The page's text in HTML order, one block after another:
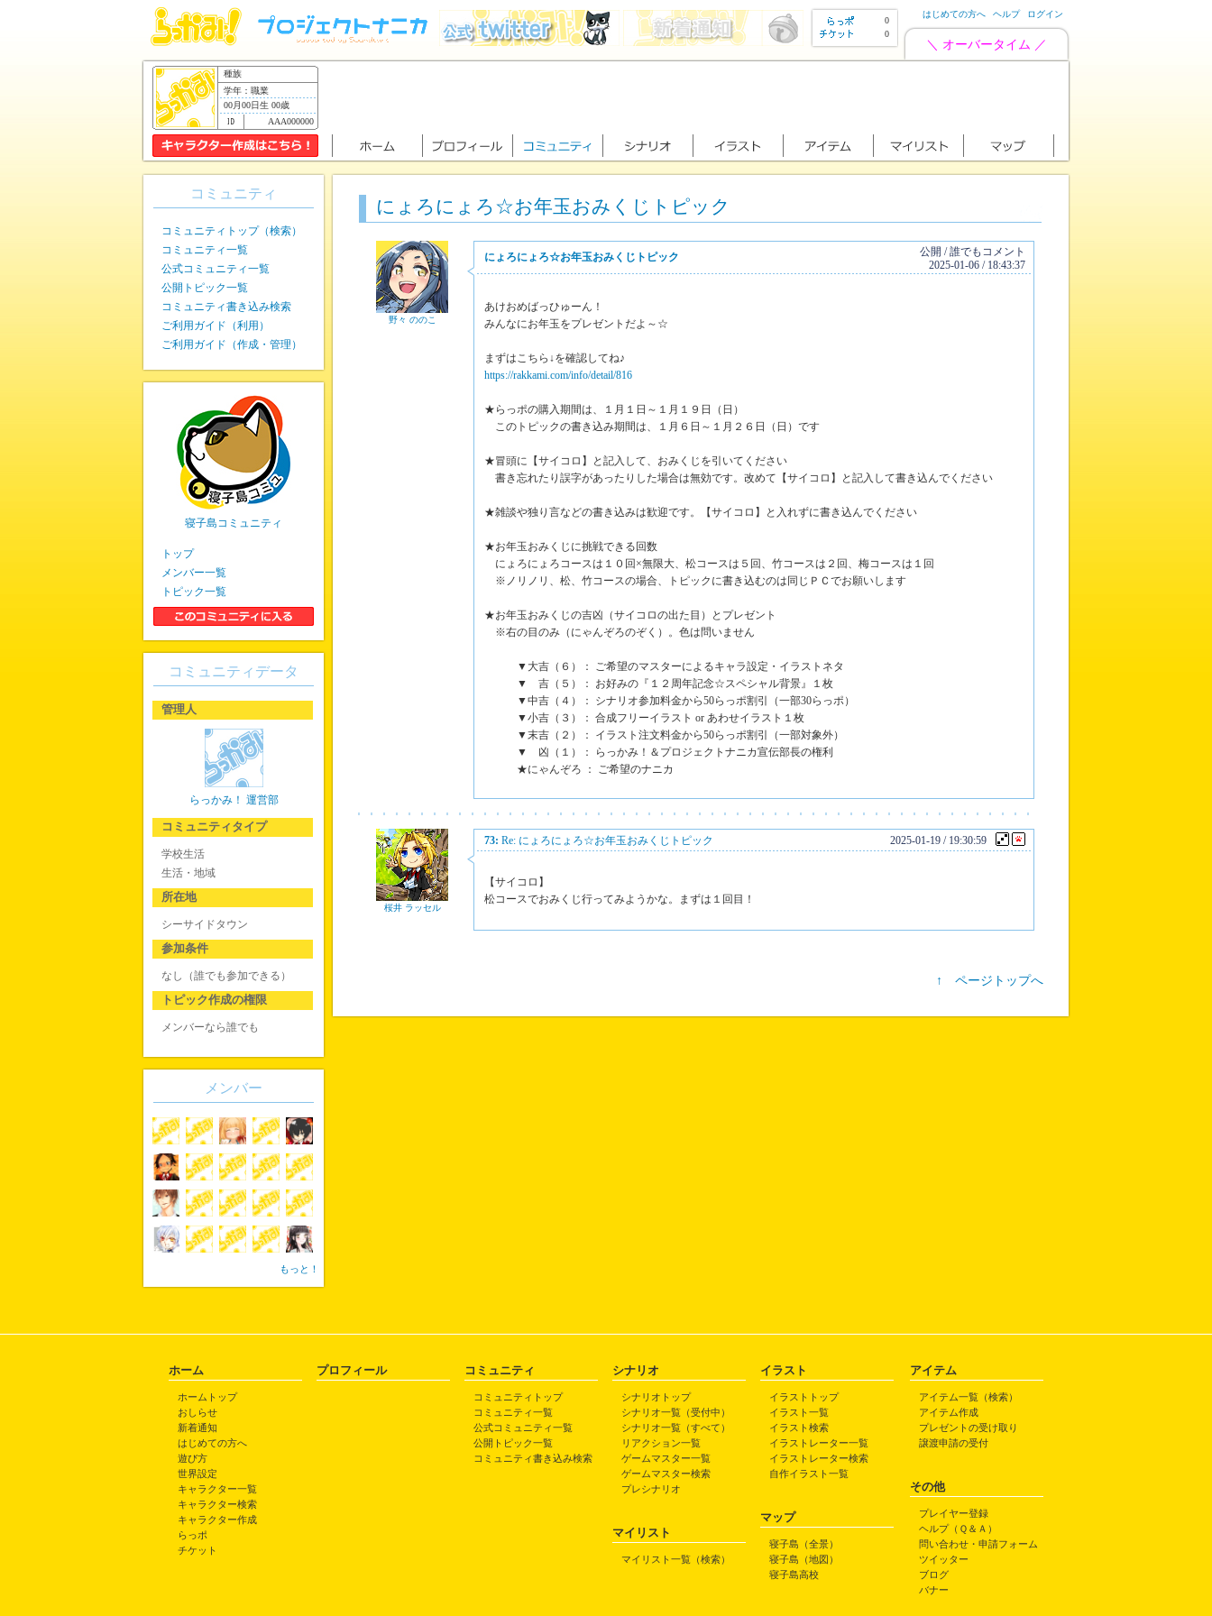
0
0
はじめての方へ ヘルプ ログイン
＼ オーバータイム ／
種族
学年：職業
00月00日生 00歳
AAA000000
にょろにょろ☆お年玉おみくじトピック
野々 ののこ
にょろにょろ☆お年玉おみくじトピック
公開 / 誰でもコメント
2025-01-06 / 18:43:37
あけおめばっひゅーん！
みんなにお年玉をプレゼントだよ～☆
まずはこちら↓を確認してね♪
https://rakkami.com/info/detail/816
★らっポの購入期間は、１月１日～１月１９日（日）
このトピックの書き込み期間は、１月６日～１月２６日（日）です
★冒頭に【サイコロ】と記入して、おみくじを引いてください
書き忘れたり誤字があったりした場合は無効です。改めて【サイコロ】と記入して書き込んでください
★雑談や独り言などの書き込みは歓迎です。【サイコロ】と入れずに書き込んでください
★お年玉おみくじに挑戦できる回数
にょろにょろコースは１０回×無限大、松コースは５回、竹コースは２回、梅コースは１回
※ノリノリ、松、竹コースの場合、トピックに書き込むのは同じＰＣでお願いします
★お年玉おみくじの吉凶（サイコロの出た目）とプレゼント
※右の目のみ（にゃんぞろのぞく）。色は問いません
▼大吉（６）： ご希望のマスターによるキャラ設定・イラストネタ
▼ 吉（５）： お好みの『１２周年記念☆スペシャル背景』１枚
▼中吉（４）： シナリオ参加料金から50らっポ割引（一部30らっポ）
▼小吉（３）： 合成フリーイラスト or あわせイラスト１枚
▼末吉（２）： イラスト注文料金から50らっポ割引（一部対象外）
▼ 凶（１）： らっかみ！＆プロジェクトナニカ宣伝部長の権利
★にゃんぞろ ： ご希望のナニカ
桜井 ラッセル
73: Re: にょろにょろ☆お年玉おみくじトピック 2025-01-19 / 19:30:59
【サイコロ】
松コースでおみくじ行ってみようかな。まずは１回目！
↑ ページトップへ
コミュニティ
コミュニティトップ（検索）
コミュニティ一覧
公式コミュニティ一覧
公開トピック一覧
コミュニティ書き込み検索
ご利用ガイド（利用）
ご利用ガイド（作成・管理）
寝子島コミュニティ
トップ
メンバー一覧
トピック一覧
コミュニティデータ
管理人
らっかみ！ 運営部
コミュニティタイプ
学校生活
生活・地域
所在地
シーサイドタウン
参加条件
なし（誰でも参加できる）
トピック作成の権限
メンバーなら誰でも
メンバー
もっと！
ホーム
ホームトップ
おしらせ
新着通知
はじめての方へ
遊び方
世界設定
キャラクター一覧
キャラクター検索
キャラクター作成
らっポ
チケット
プロフィール コミュニティ
コミュニティトップ
コミュニティ一覧
公式コミュニティ一覧
公開トピック一覧
コミュニティ書き込み検索
シナリオ
シナリオトップ
シナリオ一覧（受付中）
シナリオ一覧（すべて）
リアクション一覧
ゲームマスター一覧
ゲームマスター検索
プレシナリオ
マイリスト
マイリスト一覧（検索）
イラスト
イラストトップ
イラスト一覧
イラスト検索
イラストレーター一覧
イラストレーター検索
自作イラスト一覧
マップ
寝子島（全景）
寝子島（地図）
寝子島高校
アイテム
アイテム一覧（検索）
アイテム作成
プレゼントの受け取り
譲渡申請の受付
その他
プレイヤー登録
ヘルプ（Ｑ＆Ａ）
問い合わせ・申請フォーム
ツイッター
ブログ
バナー